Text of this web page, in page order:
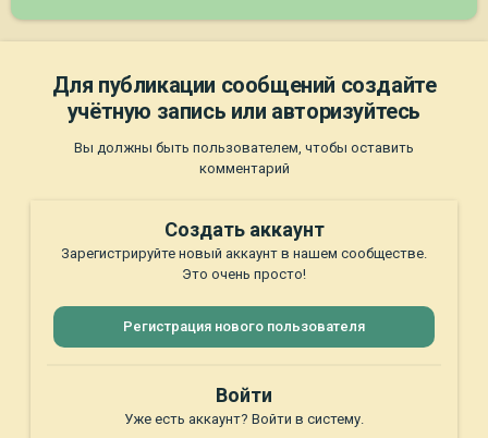
Для публикации сообщений создайте
учётную запись или авторизуйтесь
Вы должны быть пользователем, чтобы оставить
комментарий
Создать аккаунт
Зарегистрируйте новый аккаунт в нашем сообществе.
Это очень просто!
Регистрация нового пользователя
Войти
Уже есть аккаунт? Войти в систему.